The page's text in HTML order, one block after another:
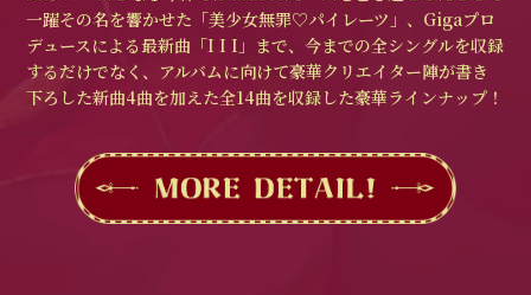
⼀躍その名を響かせた「美少⼥無罪♡パイレーツ」、Gigaプロ
デュースによる最新曲「I I I」まで、今までの全シングルを収録
するだけでなく、アルバムに向けて豪華クリエイター陣が書き
下ろした新曲4曲を加えた全14曲を収録した豪華ラインナップ！